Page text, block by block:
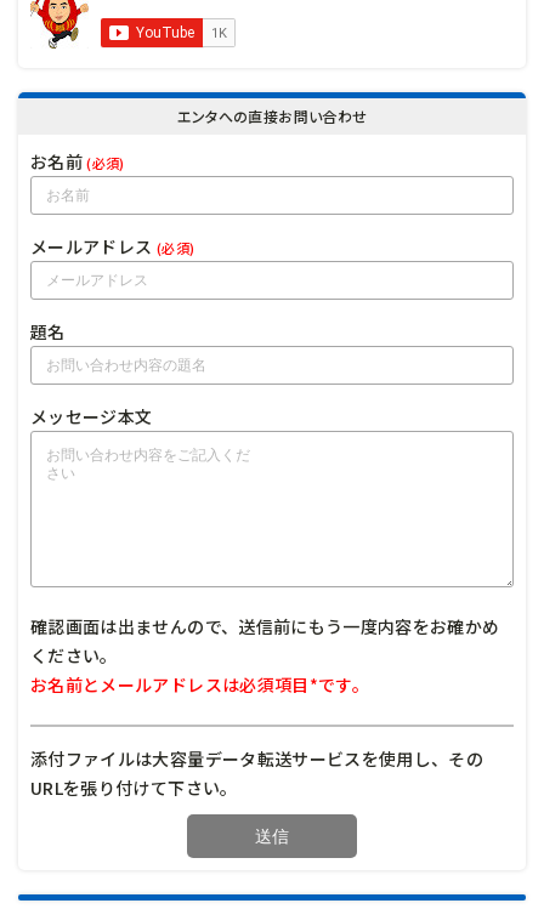
エンタへの直接お問い合わせ
お名前(必須)
メールアドレス (必須)
題名
メッセージ本文
確認画面は出ませんので、送信前にもう一度内容をお確かめ
ください。
お名前とメールアドレスは必須項目*です。
添付ファイルは大容量データ転送サービスを使用し、その
URLを張り付けて下さい。